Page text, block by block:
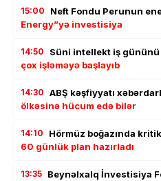
15:00 Neft Fondu Perunun
Energy”yə investisiya
14:50 Süni intellekt iş gününü
çox işləməyə başlayıb
14:30 ABŞ kəşfiyyatı
ölkəsinə hücum edə bilər
14:10 Hörmüz boğazında
60 günlük plan hazırladı
13:35 Beynəlxalq İnvestisiya